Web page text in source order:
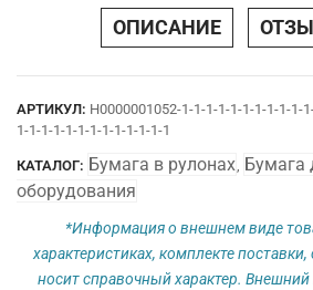
Ч
ОПИСАНИЕ
АРТИКУЛ: Н0000001052-1-1-1-1-1-1-1-1-1-1-
1-1-1-1-1-1-1-1-1-1-1-1-1
КАТАЛОГ: Бумага в рулонах, Бумага
оборудования
*Информация о внешнем виде
характеристиках, комплекте
носит справочный характер.